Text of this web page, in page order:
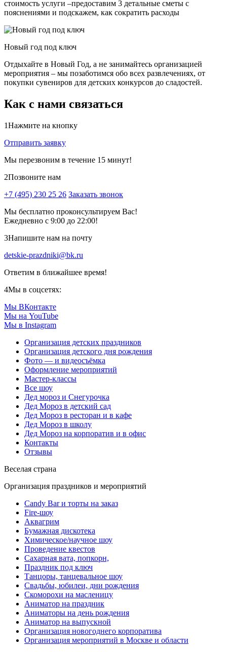
стоимость услуги –предоставим 3 детальные сметы с
пояснениями и подскажем, как сократить расходы
Новый год под ключ
Отдыхайте в Новый Год, а не занимайтесь организацией
мероприятия – мы позаботимся обо всех развлечениях, от
покупки сувениров для детских конкурсов до сладостей.
Как с нами связаться
1Нажмите на кнопку
Отправить заявку
Мы перезвоним в течение 15 минут!
2Позвоните нам
+7 (495) 230 25 26 Заказать звонок
Мы бесплатно проконсультируем Вас!
Ежедневно с 9:00 до 22:00!
3Напишите нам на почту
detskie-prazdniki@bk.ru
Ответим в ближайшее время!
4Мы в соцсетях:
Мы ВКонтакте
Мы на YouTube
Мы в Instagram
Организация детских праздников
Организация детского дня рождения
Фото — и видеосъёмка
Оформление мероприятий
Мастер-классы
Все шоу
Дед мороз и Снегурочка
Дед Мороз в детский сад
Дед Мороз в ресторан и в кафе
Дед Мороз в школу
Дед Мороз на корпоратив и в офис
Контакты
Отзывы
Веселая страна
Организация праздников и мероприятий
Candy Bar и торты на заказ
Fire-шоу
Аквагрим
Бумажная дискотека
Химическое/научное шоу
Проведение квестов
Сахарная вата, попкорн,
Праздник под ключ
Танцоры, танцевальное шоу
Свадьбы, юбилеи, дни рождения
Скоморохи на масленицу
Аниматор на праздник
Аниматоры на день рождения
Аниматор на выпускной
Организация новогоднего корпоратива
Организация мероприятий в Москве и области